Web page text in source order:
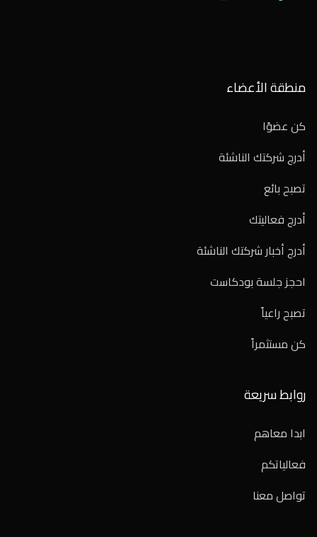
منطقة الأعضاء
كن عضوًا
أدرج شركتك الناشئة
تصبح بائع
أدرج فعاليتك
أدرج أخبار شركتك الناشئة
احجز جلسة بودكاست
تصبح راعياً
كن مستثمراً
روابط سريعة
ابدا معاهم
فعالياتكم
تواصل معنا